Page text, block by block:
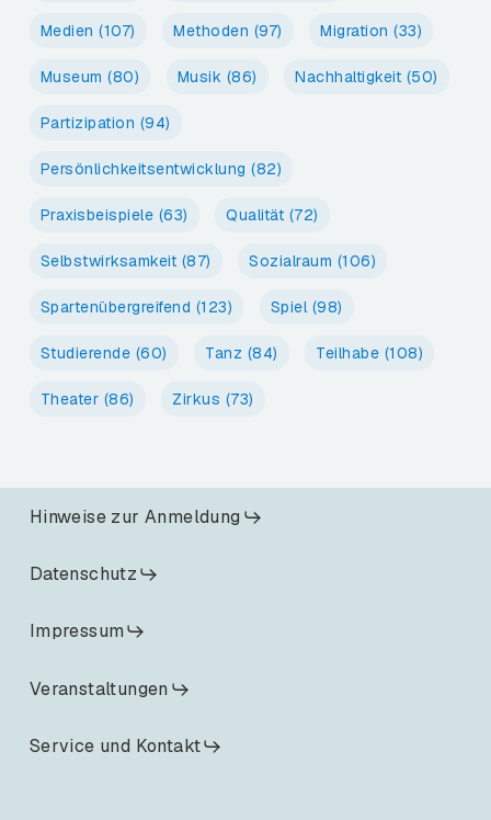
Medien (107) Methoden (97) Migration (33)
Museum (80) Musik (86) Nachhaltigkeit (50)
Partizipation (94)
Persönlichkeitsentwicklung (82)
Praxisbeispiele (63) Qualität (72)
Selbstwirksamkeit (87) Sozialraum (106)
Spartenübergreifend (123) Spiel(98)
Studierende (60) Tanz (84) Teilhabe (108)
Theater (86) Zirkus (73)
Hinweise zur Anmeldung
Datenschutz
Impressum
Veranstaltungen
Service und Kontakt